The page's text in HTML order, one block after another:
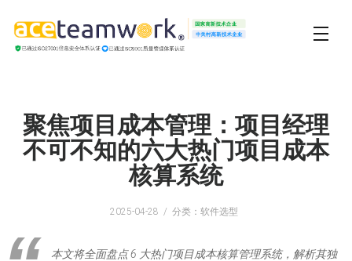
聚焦项目成本管理：项目经理
不可不知的六大热门项目成本
核算系统
2025-04-28 分类：软件选型
本文将全面盘点 6 大热门项目成本核算管理系统，解析其独